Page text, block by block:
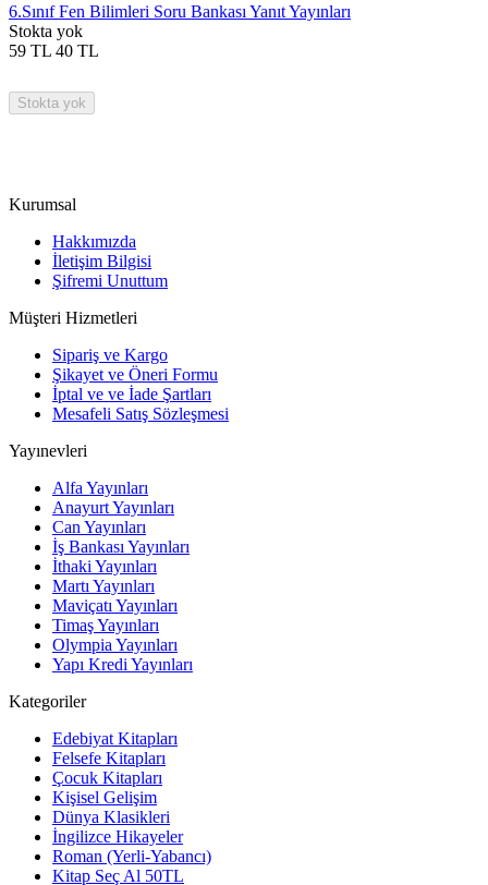
6.Sınıf Fen Bilimleri Soru Bankası Yanıt Yayınları
Stokta yok
59 TL 40 TL
Stokta yok
Kurumsal
Hakkımızda
İletişim Bilgisi
Şifremi Unuttum
Müşteri Hizmetleri
Sipariş ve Kargo
Şikayet ve Öneri Formu
İptal ve ve İade Şartları
Mesafeli Satış Sözleşmesi
Yayınevleri
Alfa Yayınları
Anayurt Yayınları
Can Yayınları
İş Bankası Yayınları
İthaki Yayınları
Martı Yayınları
Maviçatı Yayınları
Timaş Yayınları
Olympia Yayınları
Yapı Kredi Yayınları
Kategoriler
Edebiyat Kitapları
Felsefe Kitapları
Çocuk Kitapları
Kişisel Gelişim
Dünya Klasikleri
İngilizce Hikayeler
Roman (Yerli-Yabancı)
Kitap Seç Al 50TL